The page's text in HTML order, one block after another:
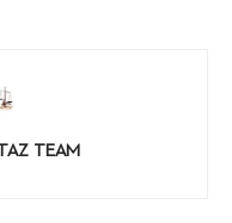
TEAM